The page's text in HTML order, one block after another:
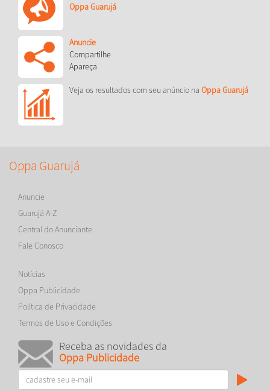
Oppa Guarujá
Anuncie
Compartilhe
Apareça
Veja os resultados com seu anúncio na Oppa Guarujá
Oppa Guarujá
Anuncie
Guarujá A-Z
Central do Anunciante
Fale Conosco
Notícias
Oppa Publicidade
Política de Privacidade
Termos de Uso e Condições
Receba as novidades da
Oppa Publicidade